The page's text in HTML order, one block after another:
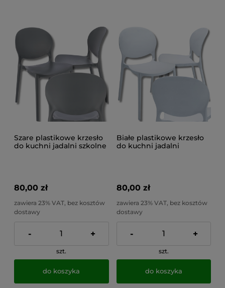
Szare plastikowe krzesło
do kuchni jadalni szkolne
80,00 zł
zawiera 23% VAT, bez kosztów
dostawy
- +
szt.
do koszyka
Białe plastikowe krzesło
do kuchni jadalni
80,00 zł
zawiera 23% VAT, bez kosztów
dostawy
- +
szt.
do koszyka